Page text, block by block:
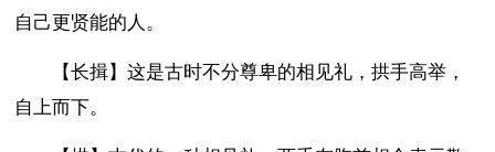
自己更贤能的人。
【长揖】这是古时不分尊卑的相见礼，拱手高举，
自上而下。